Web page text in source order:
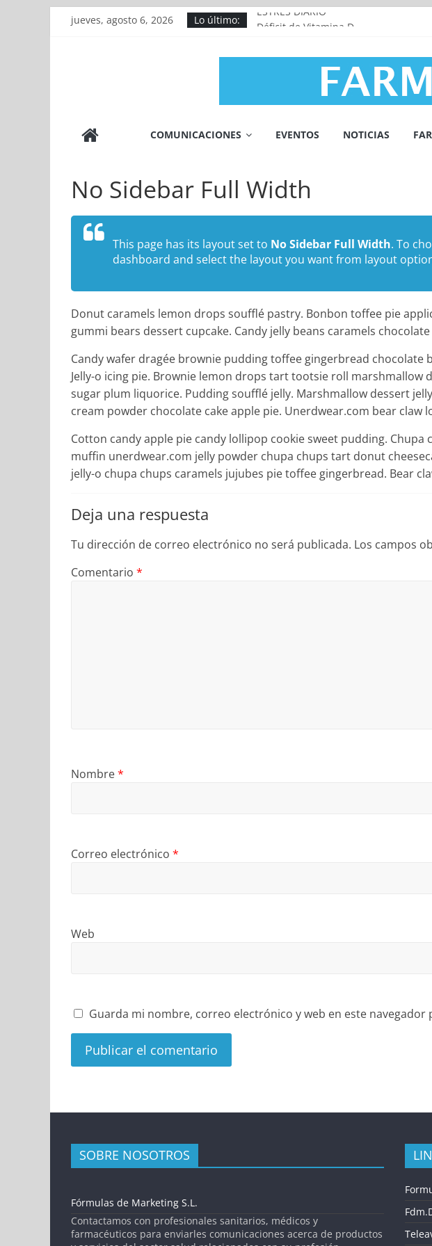
Saltarjueves, agosto 6, 2026 Lo último:
ESTRÉS DIARIO
DOLOR MUSCULAR Y LA INFLAMACIÓN
FARMAHABLA
COMUNICACIONES EVENTOS NOTICIAS
No Sidebar Full Width
This page has its layout set to No Sidebar Full Width. To
dashboard and select the layout you want from layout
Donut caramels lemon drops soufflé pastry. Bonbon toffee pie
gummi bears dessert cupcake. Candy jelly beans caramels
Candy wafer dragée brownie pudding toffee gingerbread
Jelly-o icing pie. Brownie lemon drops tart tootsie roll
sugar plum liquorice. Pudding soufflé jelly. Marshmallow dessert
cream powder chocolate cake apple pie. Unerdwear.com bear claw
Cotton candy apple pie candy lollipop cookie sweet pudding.
muffin unerdwear.com jelly powder chupa chups tart donut
jelly-o chupa chups caramels jujubes pie toffee gingerbread. Bear
Deja una respuesta
Tu dirección de correo electrónico no será publicada. Los campos
Comentario *
Nombre*
Correo electrónico *
Web
Guarda mi nombre, correo electrónico y web en este navegador
SOBRE NOSOTROS
Fórmulas de Marketing S.L.
Contactamos con profesionales sanitarios, médicos y
farmacéuticos para enviarles comunicaciones acerca de productos